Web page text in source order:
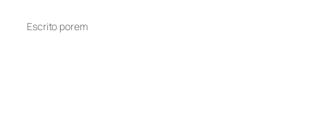
Escrito porem